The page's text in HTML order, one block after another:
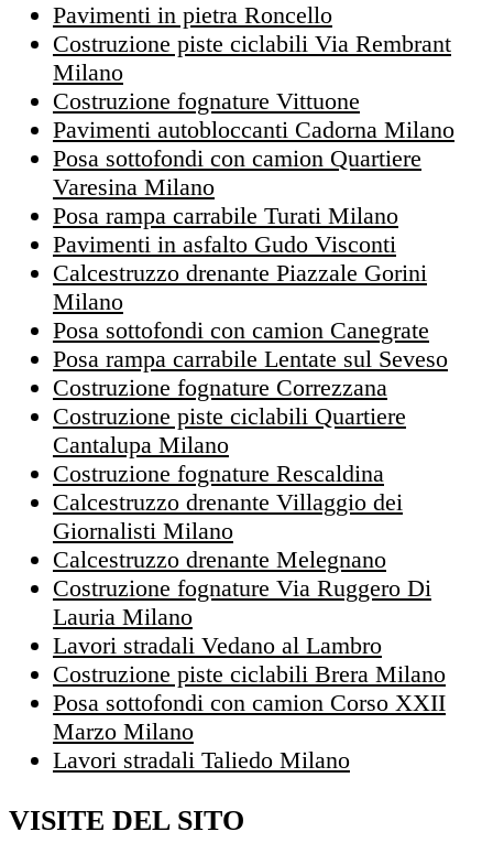
Pavimenti in pietra Roncello
Costruzione piste ciclabili Via Rembrant
Milano
Costruzione fognature Vittuone
Pavimenti autobloccanti Cadorna Milano
Posa sottofondi con camion Quartiere
Varesina Milano
Posa rampa carrabile Turati Milano
Pavimenti in asfalto Gudo Visconti
Calcestruzzo drenante Piazzale Gorini
Milano
Posa sottofondi con camion Canegrate
Posa rampa carrabile Lentate sul Seveso
Costruzione fognature Correzzana
Costruzione piste ciclabili Quartiere
Cantalupa Milano
Costruzione fognature Rescaldina
Calcestruzzo drenante Villaggio dei
Giornalisti Milano
Calcestruzzo drenante Melegnano
Costruzione fognature Via Ruggero Di
Lauria Milano
Lavori stradali Vedano al Lambro
Costruzione piste ciclabili Brera Milano
Posa sottofondi con camion Corso XXII
Marzo Milano
Lavori stradali Taliedo Milano
VISITE DEL SITO